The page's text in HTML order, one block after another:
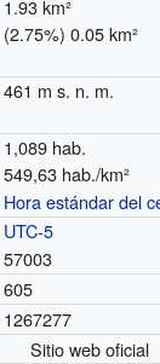
1.93 km²
(2.75%) 0.05 km²
461 m s. n. m.
1,089 hab.
549,63 hab./km²
Hora estándar del
UTC-5
57003
605
1267277
Sitio web oficial